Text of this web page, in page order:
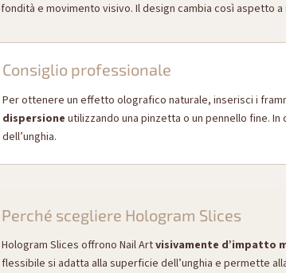
e movimento visivo. Il design cambia così aspetto
Consiglio professionale
Per ottenere un effetto olografico naturale, inserisci i
dispersione utilizzando una pinzetta o un pennello fine.
dell’unghia.
Perché scegliere Hologram Slices
Hologram Slices offrono Nail Artvisivamente d’impatto
flessibile si adatta alla superficie dell’unghia e permette